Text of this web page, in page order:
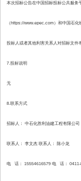
本次招标公告在中国招标投标公共服
（https://www.epec.com）和中国石
投标人或者其他利害关系人对招标文件
7.投标说明
无
8.联系方式
招标人： 中石化胜利油建工程有限公
联系人： 李文杰 联系人： 陈小龙
电 话： 15554616579 电 话： 0411-